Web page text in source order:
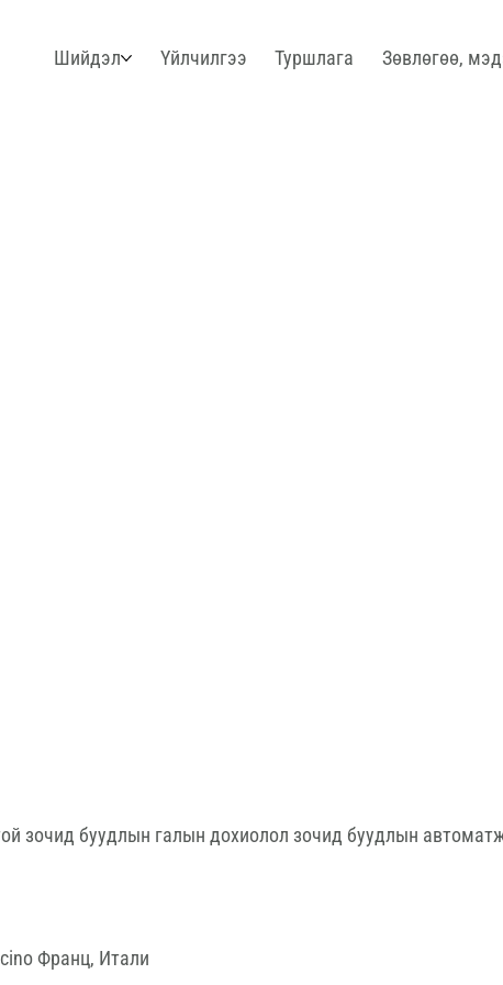
Шийдэл Үйлчилгээ Туршлага Зөвлөгөө,
зочид буудлын галын дохиолол зочид буудлын
Франц, Итали